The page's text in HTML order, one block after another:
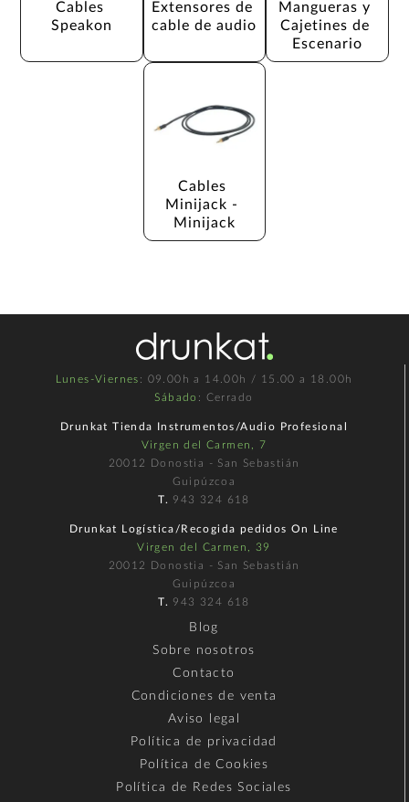
Cables
Speakon
Extensores de
cable de audio
Mangueras y
Cajetines de
Escenario
Cables
Minijack -
Minijack
Lunes-Viernes : 09.00h a 14.00h / 15.00 a 18.00h
Sábado : Cerrado
Drunkat Tienda Instrumentos/Audio Profesional
Virgen del Carmen, 7
20012 Donostia - San Sebastián
Guipúzcoa
T. 943 324 618
Drunkat Logística/Recogida pedidos On Line
Virgen del Carmen, 39
20012 Donostia - San Sebastián
Guipúzcoa
T. 943 324 618
Blog
Sobre nosotros
Contacto
Condiciones de venta
Aviso legal
Política de privacidad
Política de Cookies
Política de Redes Sociales